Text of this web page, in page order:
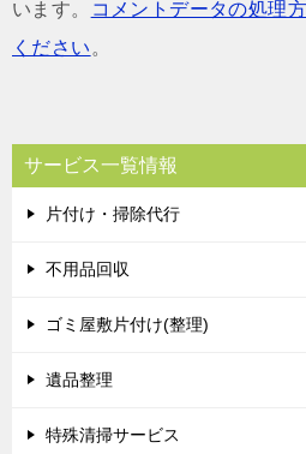
います。
コメントデータの処理
ください 。
サービス一覧情報
片付け・掃除代行
不用品回収
ゴミ屋敷片付け(整理)
遺品整理
特殊清掃サービス